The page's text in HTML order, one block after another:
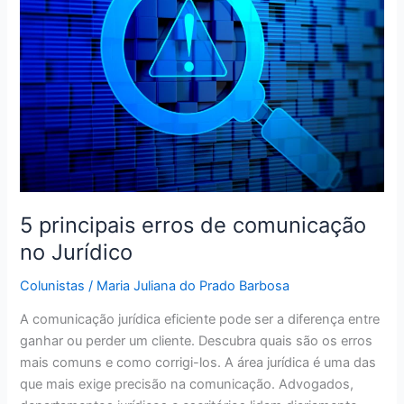
5 principais erros de comunicação
no Jurídico
Colunistas / Maria Juliana do Prado Barbosa
A comunicação jurídica eficiente pode ser a diferença entre
ganhar ou perder um cliente. Descubra quais são os erros
mais comuns e como corrigi-los. A área jurídica é uma das
que mais exige precisão na comunicação. Advogados,
de
comunicação
no
Jurídico